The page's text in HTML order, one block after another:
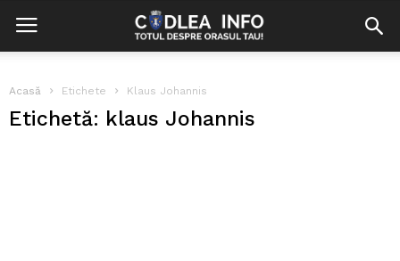
Acasă Etichete Klaus Johannis
Etichetă: klaus Johannis